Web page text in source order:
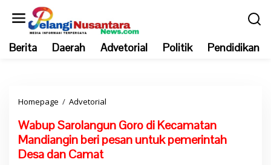
Berita Daerah Advetorial Politik Pendidikan
Homepage / Advetorial
b
u
Wabup Sarolangun Goro di Kecamatan
Mandiangin beri pesan untuk pemerintah
Desa dan Camat